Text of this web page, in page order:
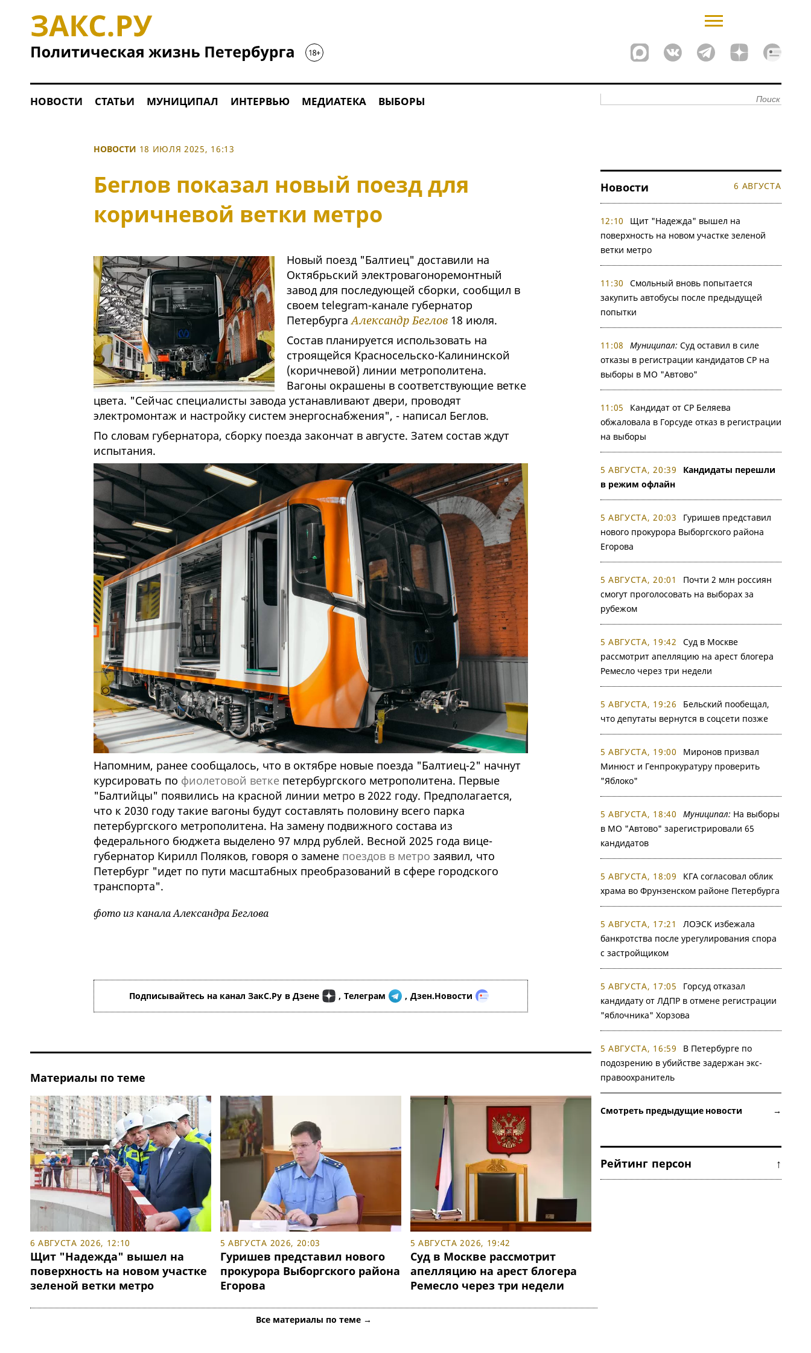
НОВОСТИ СТАТЬИ МУНИЦИПАЛ ИНТЕРВЬЮ МЕДИАТЕКА ВЫБОРЫ
НОВОСТИ 18 ИЮЛЯ 2025, 16:13
Беглов показал новый поезд для
коричневой ветки метро
Новый поезд "Балтиец" доставили на
Октябрьский электровагоноремонтный
завод для последующей сборки, сообщил в
своем telegram-канале губернатор
ПетербургаАлександр Беглов18 июля.
Состав планируется использовать на
строящейся Красносельско-Калининской
(коричневой) линии метрополитена.
Вагоны окрашены в соответствующие ветке
цвета. "Сейчас специалисты завода устанавливают двери, проводят
электромонтаж и настройку систем энергоснабжения", - написал Беглов.
По словам губернатора, сборку поезда закончат в августе. Затем состав ждут
испытания.
Напомним, ранее сообщалось, что в октябре новые поезда "Балтиец-2" начнут
курсировать по фиолетовой веткепетербургского метрополитена. Первые
"Балтийцы" появились на красной линии метро в 2022 году. Предполагается,
что к 2030 году такие вагоны будут составлять половину всего парка
петербургского метрополитена. На замену подвижного состава из
федерального бюджета выделено 97 млрд рублей. Весной 2025 года вице-
губернатор Кирилл Поляков, говоря о замене поездов в метро заявил, что
Петербург "идет по пути масштабных преобразований в сфере городского
транспорта".
фото из канала Александра Беглова
Подписывайтесь на канал ЗакС.Ру в Дзене , Телеграм , Дзен.Новости
Материалы по теме
6 АВГУСТА 2026, 12:10
Щит "Надежда" вышел на
поверхность на новом участке
зеленой ветки метро
5 АВГУСТА 2026, 20:03
Гуришев представил нового
прокурора Выборгского района
Егорова
5 АВГУСТА 2026, 19:42
Суд в Москве рассмотрит
апелляцию на арест блогера
Ремесло через три недели
Все материалы по теме →
Новости 6 АВГУСТА
12:10
Щит "Надежда" вышел на
поверхность на новом участке зеленой
ветки метро
11:30
Смольный вновь попытается
закупить автобусы после предыдущей
попытки
11:08 Муниципал: Суд оставил в силе
отказы в регистрации кандидатов СР на
выборы в МО "Автово"
11:05
Кандидат от СР Беляева
обжаловала в Горсуде отказ в регистрации
на выборы
5 АВГУСТА, 20:39
Кандидаты перешли
в режим офлайн
5 АВГУСТА, 20:03
Гуришев представил
нового прокурора Выборгского района
Егорова
5 АВГУСТА, 20:01
Почти 2 млн россиян
смогут проголосовать на выборах за
рубежом
5 АВГУСТА, 19:42
Суд в Москве
рассмотрит апелляцию на арест блогера
Ремесло через три недели
5 АВГУСТА, 19:26
Бельский пообещал,
что депутаты вернутся в соцсети позже
5 АВГУСТА, 19:00
Миронов призвал
Минюст и Генпрокуратуру проверить
"Яблоко"
5 АВГУСТА, 18:40 Муниципал: На выборы
в МО "Автово" зарегистрировали 65
кандидатов
5 АВГУСТА, 18:09
КГА согласовал облик
храма во Фрунзенском районе Петербурга
5 АВГУСТА, 17:21
ЛОЭСК избежала
банкротства после урегулирования спора
с застройщиком
5 АВГУСТА, 17:05
Горсуд отказал
кандидату от ЛДПР в отмене регистрации
"яблочника" Хорзова
5 АВГУСТА, 16:59
В Петербурге по
подозрению в убийстве задержан экс-
правоохранитель
Смотреть предыдущие новости →
Рейтинг персон ↑